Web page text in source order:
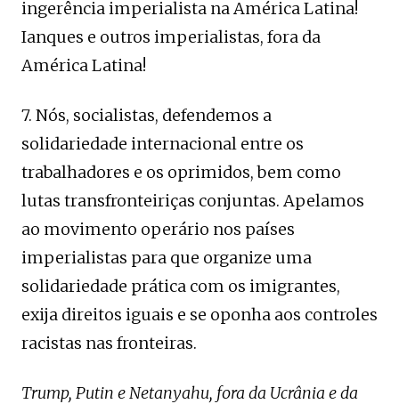
ingerência imperialista na América Latina!
Ianques e outros imperialistas, fora da
América Latina!
7. Nós, socialistas, defendemos a
solidariedade internacional entre os
trabalhadores e os oprimidos, bem como
lutas transfronteiriças conjuntas. Apelamos
ao movimento operário nos países
imperialistas para que organize uma
solidariedade prática com os imigrantes,
exija direitos iguais e se oponha aos controles
racistas nas fronteiras.
Trump, Putin e Netanyahu, fora da Ucrânia e da